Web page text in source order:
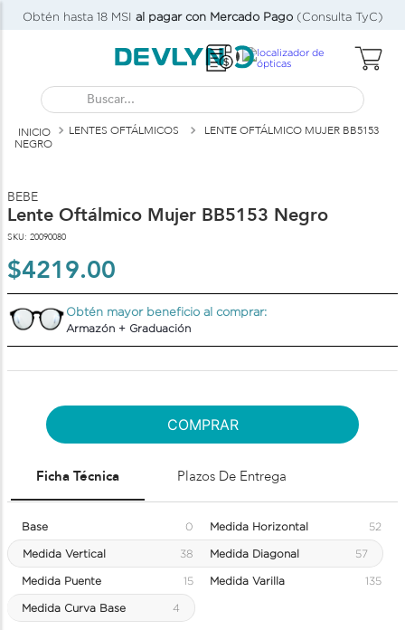
Obtén hasta 18 MSI al pagar con Mercado Pago(Consulta TyC)
Buscar...
LENTES OFTÁLMICOS
LENTE OFTÁLMICO MUJER BB5153
NEGRO
BEBE
Lente Oftálmico Mujer BB5153 Negro
SKU: 20090080
$4219.00
Obtén mayor beneficio al comprar:
Armazón + Graduación
COMPRAR
Ficha Técnica Plazos De Entrega
Base 0 Medida Horizontal 52
Medida Vertical 38 Medida Diagonal 57
Medida Puente 15 Medida Varilla 135
Medida Curva Base 4